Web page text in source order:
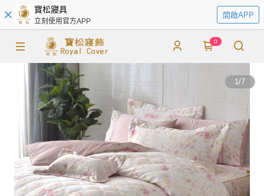
寶松寢具
立刻使用官方APP
開啟APP
0
1/7